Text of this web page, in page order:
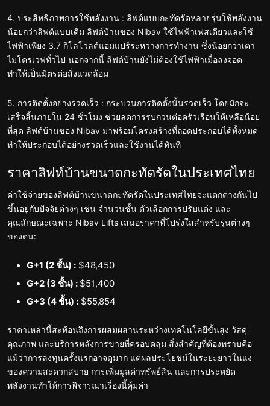
4. ประสิทธิภาพการใช้พลังงาน : ลิฟต์แบบกะทัดรัดหลายรุ่นใช้พลังงาน
น้อยกว่าลิฟต์แบบเดิม ลิฟต์บ้านของ Nibav ใช้ไฟฟ้าเฟสเดียวและใช้
ไฟฟ้าเพียง 3.7 กิโลโวลต์แอมแปร์ระหว่างการทำงาน ซึ่งน้อยกว่าเตา
ไมโครเวฟทั่วไป นอกจากนี้ ลิฟต์บ้านยังไม่ต้องใช้ไฟฟ้าเมื่อลงจอด
ทำให้เป็นมิตรต่อสิ่งแวดล้อม
5. การติดตั้งอย่างรวดเร็ว : กระบวนการติดตั้งนั้นรวดเร็ว โดยมักจะ
เสร็จสิ้นภายใน 24 ชั่วโมง ช่วยลดการรบกวนต่อครัวเรือนให้เหลือน้อย
ที่สุด ลิฟต์บ้านของ Nibav มาพร้อมโครงสร้างที่ถอดประกอบได้ทั้งหมด
ทำให้ประกอบได้อย่างรวดเร็วและใช้งานได้ทันที
ราคาลิฟท์บ้านขนาดกะทัดรัดในประเทศไทย
ค่าใช้จ่ายของลิฟต์บ้านขนาดกะทัดรัดในประเทศไทยจะแตกต่างกันไป
ขึ้นอยู่กับปัจจัยต่างๆ เช่น จำนวนชั้น ตัวเลือกการปรับแต่ง และ
คุณลักษณะเฉพาะ Nibav Lifts เสนอราคาที่โปร่งใสสำหรับรุ่นต่างๆ
ของตน:
G+1 (2 ชั้น) : $48,450
G+2 (3 ชั้น) : $51,400
G+3 (4 ชั้น) : $55,854
ราคาเหล่านี้สะท้อนถึงการผสมผสานระหว่างเทคโนโลยีขั้นสูง วัสดุ
คุณภาพ และบริการหลังการขายที่ครอบคลุม สิ่งสำคัญที่ต้องทราบคือ
แม้ว่าการลงทุนครั้งแรกอาจดูมาก แต่ผลประโยชน์ในระยะยาวในแง่
ของความสะดวกสบาย การเพิ่มมูลค่าทรัพย์สิน และการประหยัด
พลังงานทำให้การพิจารณาเรื่องนี้คุ้มค่า